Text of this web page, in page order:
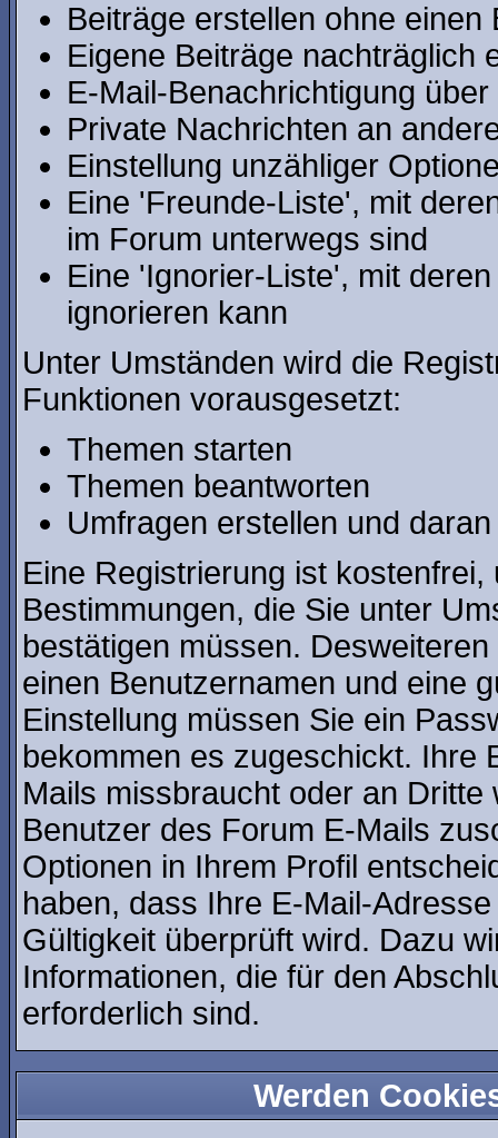
Beiträge erstellen ohne
Eigene Beiträge nachträglich
E-Mail-Benachrichtigung
Private Nachrichten an
Einstellung unzähliger
Eine 'Freunde-Liste', mit
im Forum unterwegs sind
Eine 'Ignorier-Liste', mit
ignorieren kann
Unter Umständen wird die
Funktionen vorausgesetzt:
Themen starten
Themen beantworten
Umfragen erstellen und
Eine Registrierung ist
Bestimmungen, die Sie unter
bestätigen müssen.
einen Benutzernamen und eine
Einstellung müssen Sie ein
bekommen es zugeschickt. Ihre
Mails missbraucht oder an
Benutzer des Forum E-Mails
Optionen in Ihrem Profil
haben, dass Ihre E-Mail-
Gültigkeit überprüft wird. Dazu
Informationen, die für den
erforderlich sind.
Werden